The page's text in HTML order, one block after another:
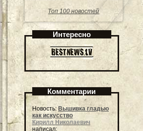
Топ 100 новостей
Интересно
Комментарии
Новость: Вышивка гладью
как искусство
Кирилл Николаевич
написал: